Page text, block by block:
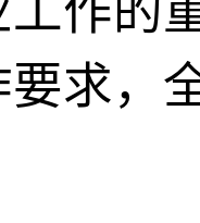
作的
求，